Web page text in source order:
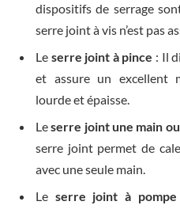
dispositifs de serrage
serre joint à vis n’est pas
Le serre joint à pince : Il
et assure un excellent
lourde et épaisse.
Leserre joint une main
serre joint permet de
avec une seule main.
Le serre joint à pompe